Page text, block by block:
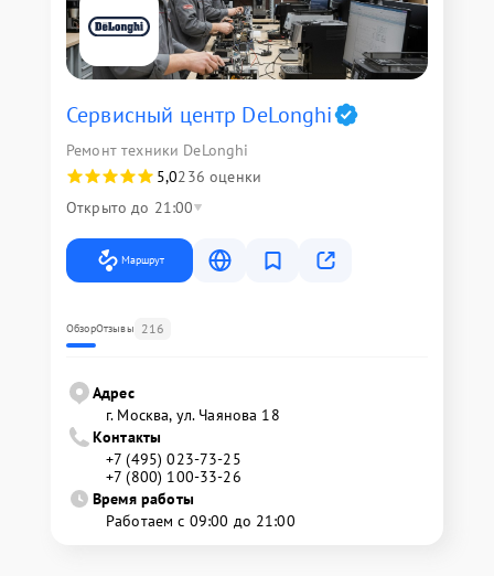
Сервисный центр DeLonghi
Ремонт техники DeLonghi
5,0236 оценки
Открыто до 21:00
Маршрут
ОбзорОтзывы 216
Адрес
г. Москва, ул. Чаянова 18
Контакты
+7 (495) 023-73-25
+7 (800) 100-33-26
Время работы
Работаем с 09:00 до 21:00